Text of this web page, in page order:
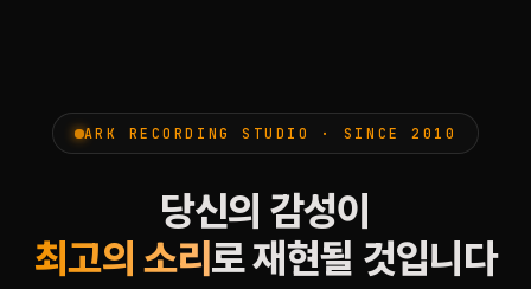
ARK RECORDING STUDIO · SINCE 2010
당신의 감성이
최고의 소리 로 재현될 것입니다